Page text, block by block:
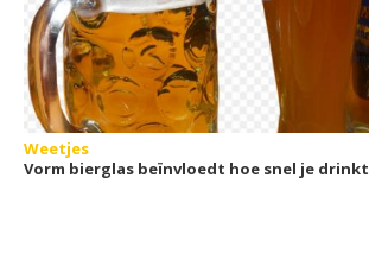
Weetjes
Vorm bierglas beïnvloedt hoe snel je drinkt